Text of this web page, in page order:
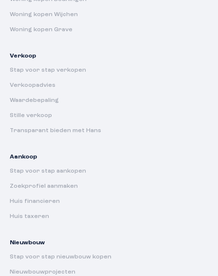
Woning kopen Wijchen
Woning kopen Grave
Verkoop
Stap voor stap verkopen
Verkoopadvies
Waardebepaling
Stille verkoop
Transparant bieden met Hans
Aankoop
Stap voor stap aankopen
Zoekprofiel aanmaken
Huis financieren
Huis taxeren
Nieuwbouw
Stap voor stap nieuwbouw kopen
Nieuwbouwprojecten